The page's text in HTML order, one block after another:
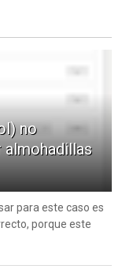
no
almohadillas
para este caso es
porque este